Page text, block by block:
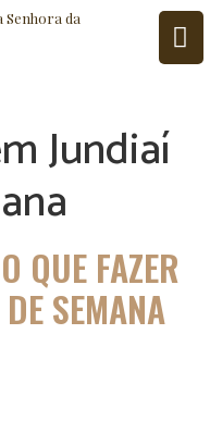
Senhora da
Jundiaí
QUE FAZER
SEMANA